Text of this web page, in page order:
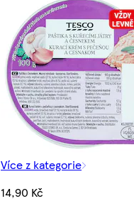
Více z kategorie
14,90 Kč